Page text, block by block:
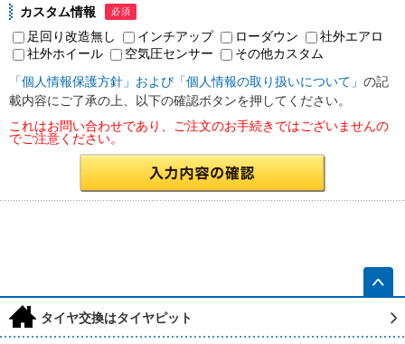
カスタム情報 必須
足回り改造無し インチアップ ローダウン
社外エアロ
社外ホイール
空気圧センサー
その他カスタム
「個人情報保護方針」および「個人情報の取り扱いについて」 の記
載内容にご了承の上、以下の確認ボタンを押してください。
これはお問い合わせであり、ご注文のお手続きではございませんの
でご注意ください。
h タイヤ交換はタイヤピット